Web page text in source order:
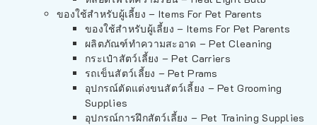
ของใช้สำหรับผู้เลี้ยง – Items For Pet Parents
ของใช้สำหรับผู้เลี้ยง – Items For Pet Parents
ผลิตภัณฑ์ทำความสะอาด – Pet Cleaning
กระเป๋าสัตว์เลี้ยง – Pet Carriers
รถเข็นสัตว์เลี้ยง – Pet Prams
อุปกรณ์ตัดแต่งขนสัตว์เลี้ยง – Pet Grooming
Supplies
อุปกรณ์การฝึกสัตว์เลี้ยง – Pet Training Supplies